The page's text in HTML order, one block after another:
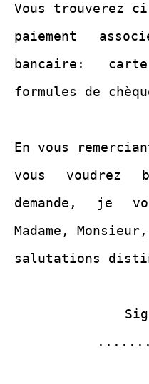
Vous trouverez
paiement
bancaire:
formules de
En vous
vous voudrez
demande, je
Madame,
salutations